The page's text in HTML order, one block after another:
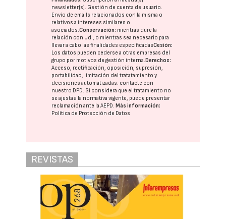
newsletter(s). Gestión de cuenta de usuario.
Envío de emails relacionados con la misma o
relativos a intereses similares o
asociados.Conservación: mientras dure la
relación con Ud., o mientras sea necesario para
llevar a cabo las finalidades especificadasCesión:
Los datos pueden cederse a otras empresas del
grupo por motivos de gestión interna.Derechos:
Acceso, rectificación, oposición, supresión,
portabilidad, limitación del tratatamiento y
decisiones automatizadas: contacte con
nuestro DPD. Si considera que el tratamiento no
se ajusta a la normativa vigente, puede presentar
reclamación ante laAEPD.Más información:
Política de Protección de Datos
REVISTAS